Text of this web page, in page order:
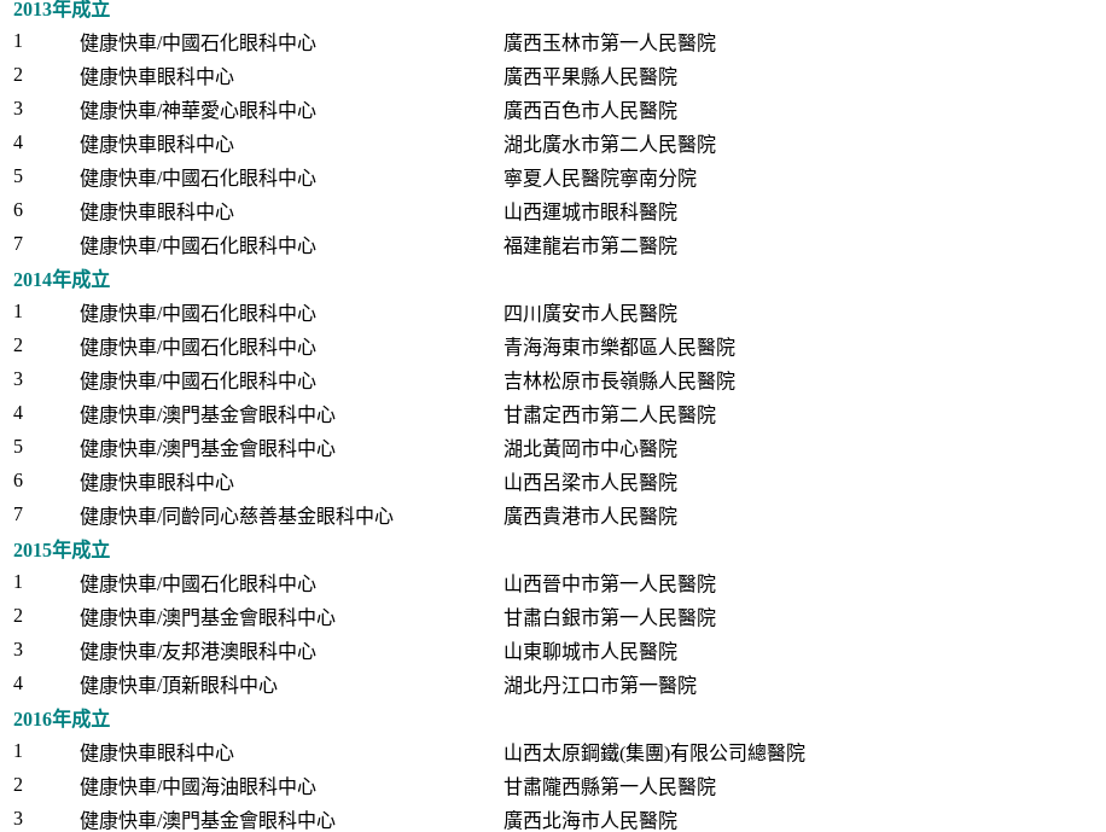
2013年成立
1
健康快車/中國石化眼科中心
廣西玉林市第一人民醫院
2
健康快車眼科中心
廣西平果縣人民醫院
3
健康快車/神華愛心眼科中心
廣西百色市人民醫院
4
健康快車眼科中心
湖北廣水市第二人民醫院
5
健康快車/中國石化眼科中心
寧夏人民醫院寧南分院
6
健康快車眼科中心
山西運城市眼科醫院
7
健康快車/中國石化眼科中心
福建龍岩市第二醫院
2014年成立
1
健康快車/中國石化眼科中心
四川廣安市人民醫院
2
健康快車/中國石化眼科中心
青海海東市樂都區人民醫院
3
健康快車/中國石化眼科中心
吉林松原市長嶺縣人民醫院
4
健康快車/澳門基金會眼科中心
甘肅定西市第二人民醫院
5
健康快車/澳門基金會眼科中心
湖北黃岡市中心醫院
6
健康快車眼科中心
山西呂梁市人民醫院
7
健康快車/同齡同心慈善基金眼科中心
廣西貴港市人民醫院
2015年成立
1
健康快車/中國石化眼科中心
山西晉中市第一人民醫院
2
健康快車/澳門基金會眼科中心
甘肅白銀市第一人民醫院
3
健康快車/友邦港澳眼科中心
山東聊城市人民醫院
4
健康快車/頂新眼科中心
湖北丹江口市第一醫院
2016年成立
1
健康快車眼科中心
山西太原鋼鐵(集團)有限公司總醫院
2
健康快車/中國海油眼科中心
甘肅隴西縣第一人民醫院
3
健康快車/澳門基金會眼科中心
廣西北海市人民醫院